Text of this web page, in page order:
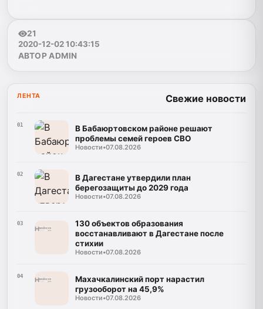
21
2020-12-02 10:43:15
АВТОР ADMIN
ЛЕНТА Свежие новости
01
В Бабаюртовском районе решают
проблемы семей героев СВО
Новости•07.08.2026
02
В Дагестане утвердили план
берегозащиты до 2029 года
Новости•07.08.2026
03
130 объектов образования
восстанавливают в Дагестане после
стихии
Новости•07.08.2026
04
Махачкалинский порт нарастил
грузооборот на 45,9%
Новости•07.08.2026